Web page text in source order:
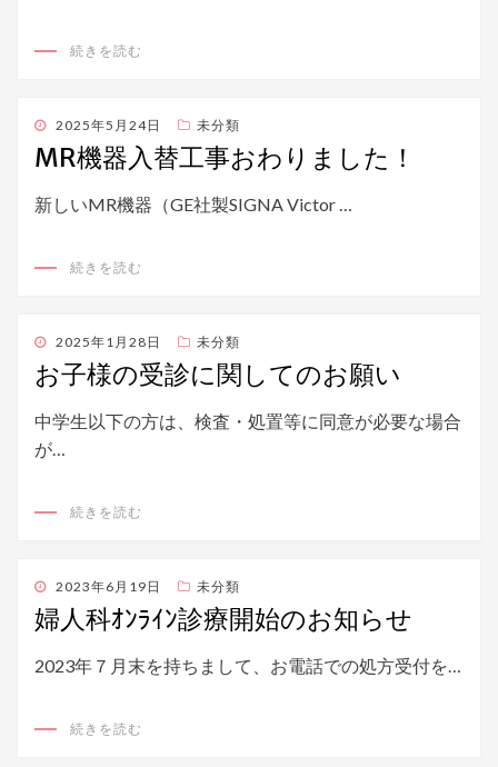
続きを読む
投
稿
日:
2025年5月24日 未分類
MR機器入替工事おわりました！
新しいMR機器（GE社製SIGNA Victor …
続きを読む
投
稿
日:
2025年1月28日 未分類
お子様の受診に関してのお願い
中学生以下の方は、検査・処置等に同意が必要な場合
が…
続きを読む
投
稿
日:
2023年6月19日 未分類
婦人科ｵﾝﾗｲﾝ診療開始のお知らせ
2023年７月末を持ちまして、お電話での処方受付を…
続きを読む